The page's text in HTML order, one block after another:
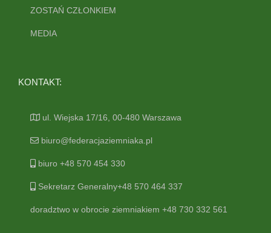
ZOSTAŃ CZŁONKIEM
MEDIA
KONTAKT:
ul. Wiejska 17/16, 00-480 Warszawa
biuro@federacjaziemniaka.pl
biuro +48 570 454 330
Sekretarz Generalny+48 570 464 337
doradztwo w obrocie ziemniakiem +48 730 332 561